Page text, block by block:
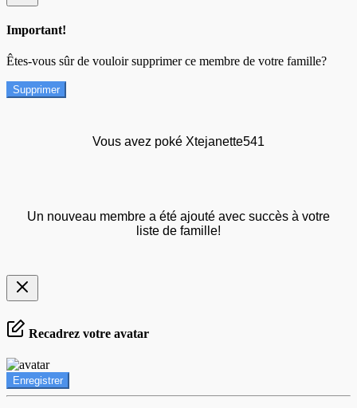
Important!
Êtes-vous sûr de vouloir supprimer ce membre de votre famille?
Supprimer
Vous avez poké Xtejanette541
Un nouveau membre a été ajouté avec succès à votre
liste de famille!
Recadrez votre avatar
Enregistrer